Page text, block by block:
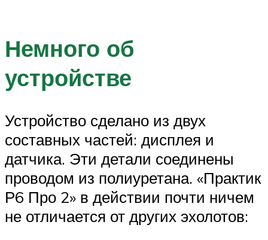
Немного об
устройстве
Устройство сделано из двух
составных частей: дисплея и
датчика. Эти детали соединены
проводом из полиуретана. «Практик
Р6 Про 2» в действии почти ничем
не отличается от других эхолотов: